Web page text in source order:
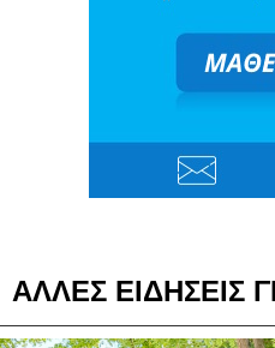
ΑΛΛΕΣ ΕΙΔΗΣΕΙΣ